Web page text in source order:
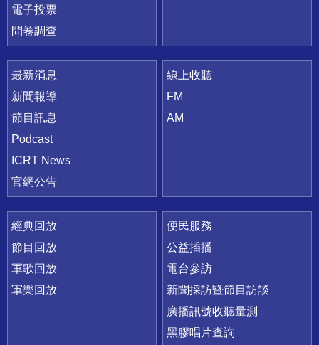
電子投票
問卷調查
最新消息
新聞報導
節目訊息
Podcast
ICRT News
官網公告
線上收聽
FM
AM
經典回放
節目回放
軍歌回放
軍樂回放
便民服務
公益插播
電台參訪
新聞採訪暨節目訪談
廣播訊號收聽量測
黑膠唱片查詢